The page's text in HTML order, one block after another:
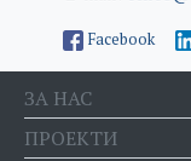
Facebook
ЗА НАС
ПРОЕКТИ